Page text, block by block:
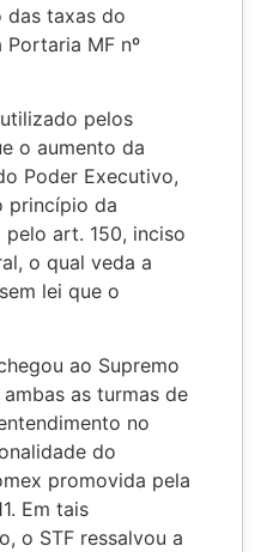
das taxas do
MF nº
pelos
o aumento da
Poder Executivo,
princípio da
pelo art. 150, inciso
o qual veda a
lei que o
ao Supremo
as turmas de
no
do
promovida pela
Em tais
o STF ressalvou a